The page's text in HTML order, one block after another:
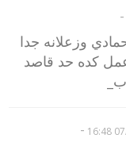
-
وزعلانه جدا
كده حد قاصد
07/
-